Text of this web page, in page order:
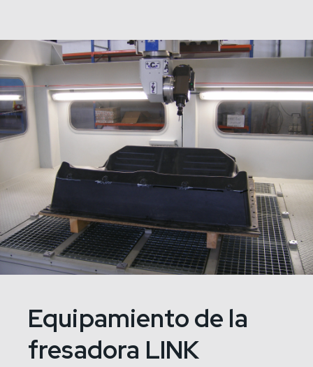
Equipamiento de la
fresadora LINK